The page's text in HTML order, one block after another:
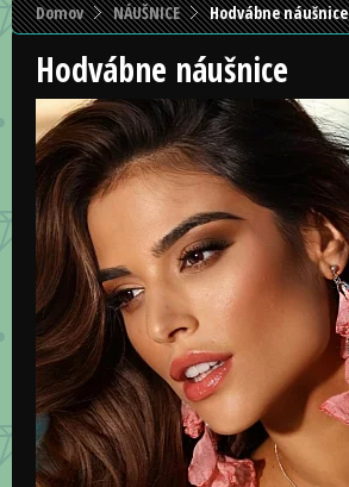
Hodvábne náušnice
Domov NÁUŠNICE Hodvábne náušnice